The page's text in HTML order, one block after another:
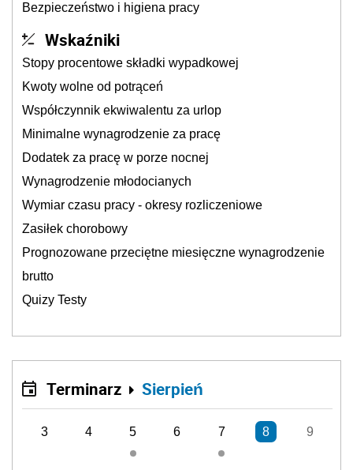
Bezpieczeństwo i higiena pracy
Wskaźniki
Stopy procentowe składki wypadkowej
Kwoty wolne od potrąceń
Współczynnik ekwiwalentu za urlop
Minimalne wynagrodzenie za pracę
Dodatek za pracę w porze nocnej
Wynagrodzenie młodocianych
Wymiar czasu pracy - okresy rozliczeniowe
Zasiłek chorobowy
Prognozowane przeciętne miesięczne wynagrodzenie
brutto
Quizy Testy
Terminarz Sierpień
3 4 5 6 7 8 9